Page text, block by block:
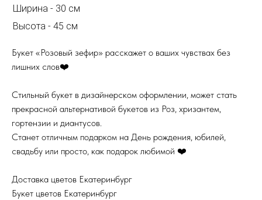
Ширина - 30 см
Высота - 45 см
Букет «Розовый зефир» расскажет о ваших чувствах без
лишних слов❤️
Стильный букет в дизайнерском оформлении, может стать
прекрасной альтернативой букетов из Роз, хризантем,
гортензии и диантусов.
Станет отличным подарком на День рождения, юбилей,
свадьбу или просто, как подарок любимой ❤️
Доставка цветов Екатеринбург
Букет цветов Екатеринбург